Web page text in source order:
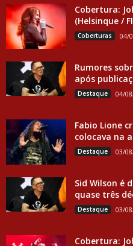
Cobertura:
(Helsinque /
Coberturas 04/
Rumores
após
Destaque 04/
Fabio Lione
colocava na
Destaque 03/
Sid Wilson é
quase três
Destaque 03/
Cobertura: